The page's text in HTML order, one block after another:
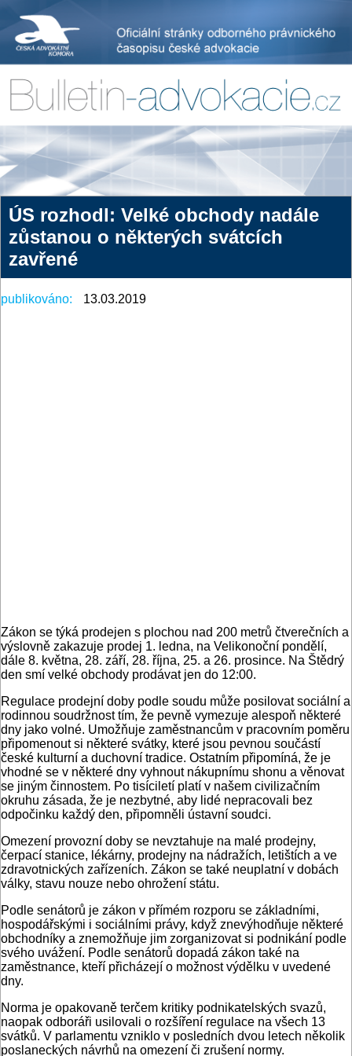
ÚS rozhodl: Velké obchody nadále
zůstanou o některých svátcích
zavřené
publikováno: 13.03.2019
Zákon se týká prodejen s plochou nad 200 metrů čtverečních a
výslovně zakazuje prodej 1. ledna, na Velikonoční pondělí,
dále 8. května, 28. září, 28. října, 25. a 26. prosince. Na Štědrý
den smí velké obchody prodávat jen do 12:00.
Regulace prodejní doby podle soudu může posilovat sociální a
rodinnou soudržnost tím, že pevně vymezuje alespoň některé
dny jako volné. Umožňuje zaměstnancům v pracovním poměru
připomenout si některé svátky, které jsou pevnou součástí
české kulturní a duchovní tradice. Ostatním připomíná, že je
vhodné se v některé dny vyhnout nákupnímu shonu a věnovat
se jiným činnostem. Po tisíciletí platí v našem civilizačním
okruhu zásada, že je nezbytné, aby lidé nepracovali bez
odpočinku každý den, připomněli ústavní soudci.
Omezení provozní doby se nevztahuje na malé prodejny,
čerpací stanice, lékárny, prodejny na nádražích, letištích a ve
zdravotnických zařízeních. Zákon se také neuplatní v dobách
války, stavu nouze nebo ohrožení státu.
Podle senátorů je zákon v přímém rozporu se základními,
hospodářskými i sociálními právy, když znevýhodňuje některé
obchodníky a znemožňuje jim zorganizovat si podnikání podle
svého uvážení. Podle senátorů dopadá zákon také na
zaměstnance, kteří přicházejí o možnost výdělku v uvedené
dny.
Norma je opakovaně terčem kritiky podnikatelských svazů,
naopak odboráři usilovali o rozšíření regulace na všech 13
svátků. V parlamentu vzniklo v posledních dvou letech několik
poslaneckých návrhů na omezení či zrušení normy.